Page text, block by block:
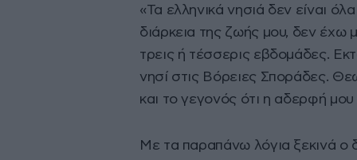
«Τα ελληνικά νησιά δεν είναι
διάρκεια της ζωής μου, δεν έχω
τρεις ή τέσσερις εβδομάδες.
νησί στις Βόρειες Σποράδες.
και το γεγονός ότι η αδερφή
Με τα παραπάνω λόγια ξεκινά